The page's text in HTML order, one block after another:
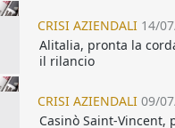
CRISI AZIENDALI 14/
Alitalia, pronta la
il rilancio
CRISI AZIENDALI 09/
Casinò Saint-Vincent,